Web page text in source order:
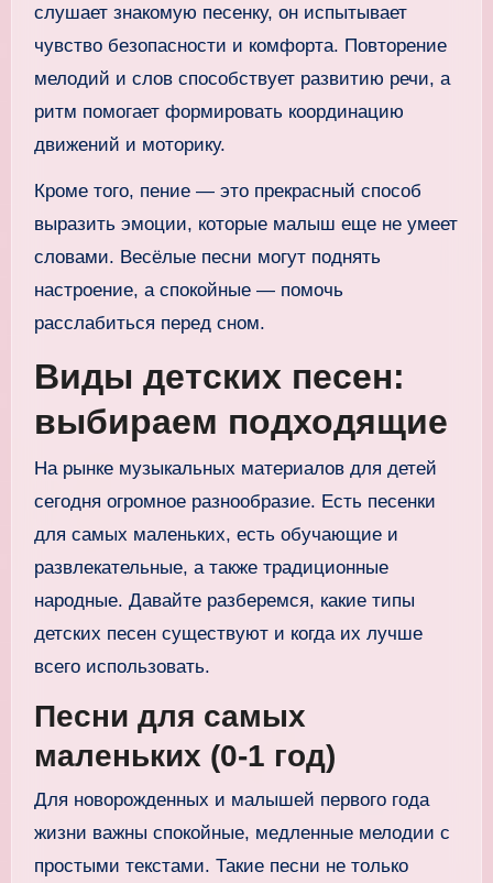
слушает знакомую песенку, он испытывает
чувство безопасности и комфорта. Повторение
мелодий и слов способствует развитию речи, а
ритм помогает формировать координацию
движений и моторику.
Кроме того, пение — это прекрасный способ
выразить эмоции, которые малыш еще не умеет
словами. Весёлые песни могут поднять
настроение, а спокойные — помочь
расслабиться перед сном.
Виды детских песен:
выбираем подходящие
На рынке музыкальных материалов для детей
сегодня огромное разнообразие. Есть песенки
для самых маленьких, есть обучающие и
развлекательные, а также традиционные
народные. Давайте разберемся, какие типы
детских песен существуют и когда их лучше
всего использовать.
Песни для самых
маленьких (0-1 год)
Для новорожденных и малышей первого года
жизни важны спокойные, медленные мелодии с
простыми текстами. Такие песни не только